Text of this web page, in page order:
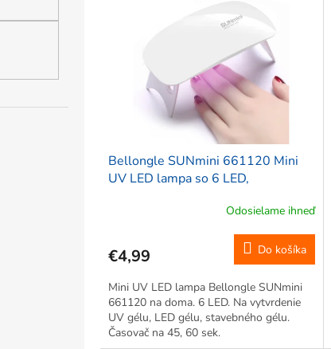
Bellongle SUNmini 661120 Mini
UV LED lampa so 6 LED,
Odosielame ihneď
€4,99 Do košíka
Mini UV LED lampa Bellongle SUNmini
661120 na doma. 6 LED. Na vytvrdenie
UV gélu, LED gélu, stavebného gélu.
Časovač na 45, 60 sek.